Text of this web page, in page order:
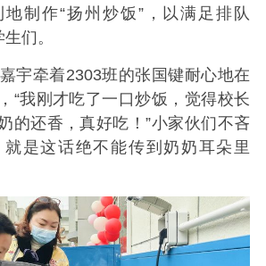
制作“扬州炒饭”，以满足排队
们。
宇牵着2303班的张国键耐心地在
“我刚才吃了一口炒饭，觉得校长
的还香，真好吃！”小家伙们不吝
是这话绝不能传到奶奶耳朵里